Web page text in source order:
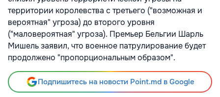
территории королевства с третьего ("возможная и
вероятная" угроза) до второго уровня
("маловероятная" угроза). Премьер Бельгии Шарль
Мишель заявил, что военное патрулирование будет
продолжено "пропорциональным образом".
Подпишитесь на новости Point.md в Google